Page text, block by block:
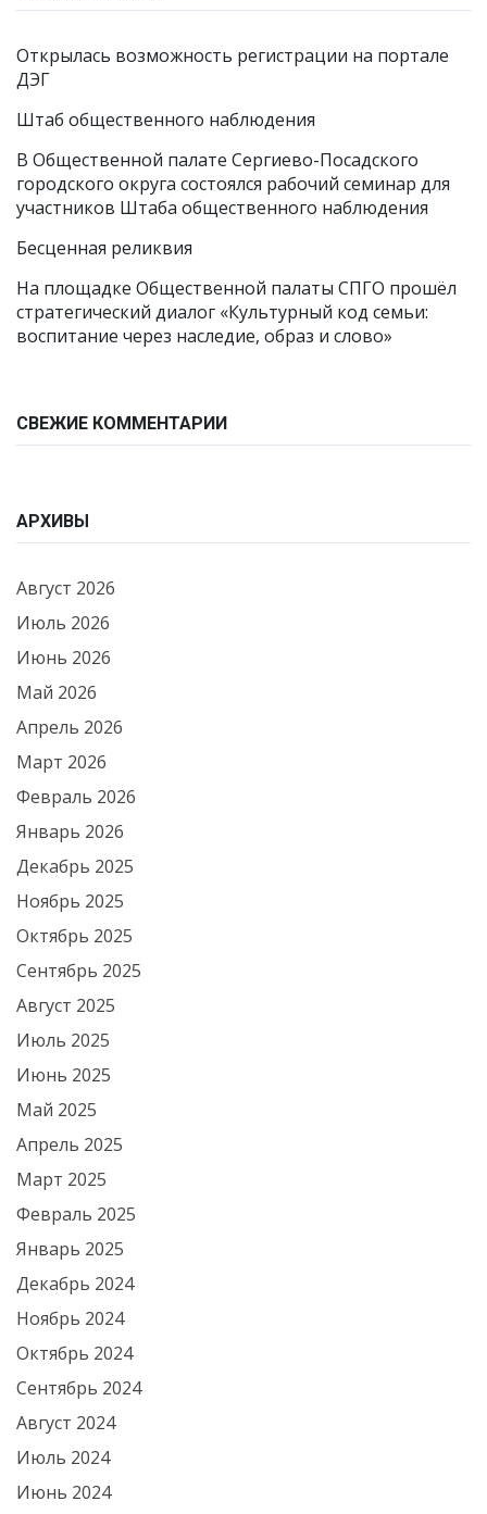
Открылась возможность регистрации на портале
ДЭГ
Штаб общественного наблюдения
В Общественной палате Сергиево-Посадского
городского округа состоялся рабочий семинар для
участников Штаба общественного наблюдения
Бесценная реликвия
На площадке Общественной палаты СПГО прошёл
стратегический диалог «Культурный код семьи:
воспитание через наследие, образ и слово»
СВЕЖИЕ КОММЕНТАРИИ
АРХИВЫ
Август 2026
Июль 2026
Июнь 2026
Май 2026
Апрель 2026
Март 2026
Февраль 2026
Январь 2026
Декабрь 2025
Ноябрь 2025
Октябрь 2025
Сентябрь 2025
Август 2025
Июль 2025
Июнь 2025
Май 2025
Апрель 2025
Март 2025
Февраль 2025
Январь 2025
Декабрь 2024
Ноябрь 2024
Октябрь 2024
Сентябрь 2024
Август 2024
Июль 2024
Июнь 2024